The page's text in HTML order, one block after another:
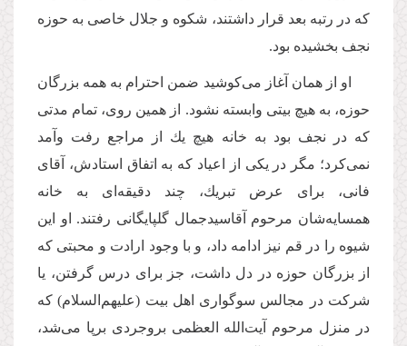
كه در رتبه بعد قرار داشتند، شكوه و جلال خاصى به حوزه
نجف بخشیده بود.
او از همان آغاز مى‌كوشید ضمن احترام به همه بزرگان
حوزه، به هیچ بیتى وابسته نشود. از همین روى، تمام مدتى
كه در نجف بود به خانه هیچ یك از مراجع رفت وآمد
نمى‌كرد؛ مگر در یكى از اعیاد كه به اتفاق استادش، آقاى
فانى، براى عرض تبریك، چند دقیقه‌اى به خانه
همسایه‌شان مرحوم آقاسیدجمال گلپایگانى رفتند. او این
شیوه را در قم نیز ادامه داد، و با وجود ارادت و محبتى كه
از بزرگان حوزه در دل داشت، جز براى درس گرفتن، یا
شركت در مجالس سوگوارى اهل بیت (علیهم‌السلام) كه
در منزل مرحوم آیت‌الله العظمى بروجردى برپا مى‌شد،